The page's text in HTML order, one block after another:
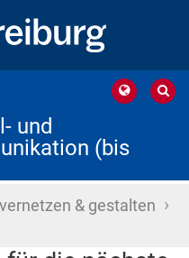
und
(bis
vernetzen & gestalten ›